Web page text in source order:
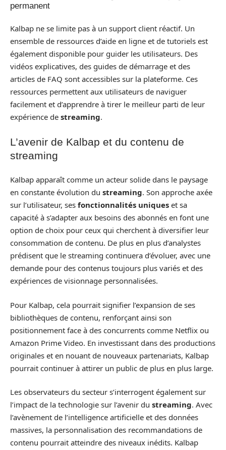
permanent
Kalbap ne se limite pas à un support client réactif. Un
ensemble de ressources d’aide en ligne et de tutoriels est
également disponible pour guider les utilisateurs. Des
vidéos explicatives, des guides de démarrage et des
articles de FAQ sont accessibles sur la plateforme. Ces
ressources permettent aux utilisateurs de naviguer
facilement et d’apprendre à tirer le meilleur parti de leur
expérience de streaming.
L’avenir de Kalbap et du contenu de
streaming
Kalbap apparaît comme un acteur solide dans le paysage
en constante évolution du streaming. Son approche axée
sur l’utilisateur, ses fonctionnalités uniques et sa
capacité à s’adapter aux besoins des abonnés en font une
option de choix pour ceux qui cherchent à diversifier leur
consommation de contenu. De plus en plus d’analystes
prédisent que le streaming continuera d’évoluer, avec une
demande pour des contenus toujours plus variés et des
expériences de visionnage personnalisées.
Pour Kalbap, cela pourrait signifier l’expansion de ses
bibliothèques de contenu, renforçant ainsi son
positionnement face à des concurrents comme Netflix ou
Amazon Prime Video. En investissant dans des productions
originales et en nouant de nouveaux partenariats, Kalbap
pourrait continuer à attirer un public de plus en plus large.
Les observateurs du secteur s’interrogent également sur
l’impact de la technologie sur l’avenir du streaming. Avec
l’avènement de l’intelligence artificielle et des données
massives, la personnalisation des recommandations de
contenu pourrait atteindre des niveaux inédits. Kalbap